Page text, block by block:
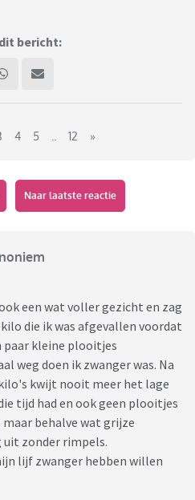
bericht:
4 5 12 »
Naar laatste reactie
een wat voller gezicht en zag
die ik was afgevallen voordat
paar kleine plooitjes
weg doen ik zwanger was. Na
kwijt nooit meer het lage
tijd had en ook geen plooitjes
behalve wat grijze
zonder rimpels.
lijf zwanger hebben willen